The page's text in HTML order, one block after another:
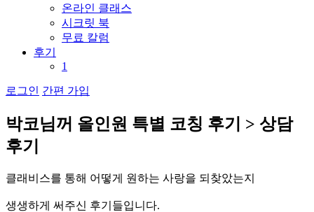
온라인 클래스
시크릿 북
무료 칼럼
후기
1
로그인 간편 가입
박코님꺼 올인원 특별 코칭 후기 > 상담
후기
클래 비 스를 통해 어 떻게 원하는 사랑을 되 찾았는지
생생하게 써 주신 후기 들입니 다.